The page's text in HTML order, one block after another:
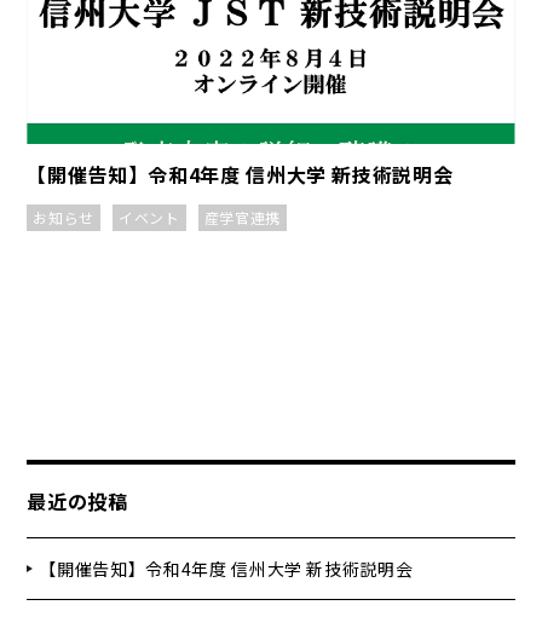
【開催告知】令和4年度 信州大学 新技術説明会
お知らせ イベント 産学官連携
最近の投稿
【開催告知】令和4年度 信州大学 新技術説明会